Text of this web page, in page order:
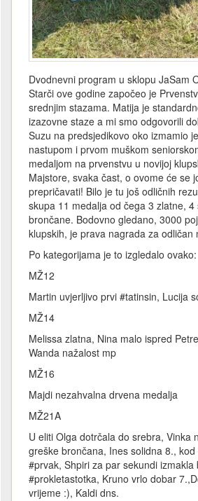
Dvodnevni program u sklopu JaSam
Starči ove godine započeo je
srednjim stazama. Matija je
izazovne staze a mi smo odgovorili
Suzu na predsjedikovo oko izmamio
nastupom i prvom muškom
medaljom na prvenstvu u novijoj
Majstore, svaka čast, o ovome će se
prepričavati! Bilo je tu još odličnih
skupa 11 medalja od čega 3 zlatne,
brončane. Bodovno gledano, 3000
klupskih, je prava nagrada za odličan
Po kategorijama je to izgledalo ovako:
MŽ12
Martin uvjerljivo prvi #tatinsin, Lucija
MŽ14
Melissa zlatna, Nina malo ispred
Wanda nažalost mp
MŽ16
Majdi nezahvalna drvena medalja
MŽ21A
U eliti Olga dotrčala do srebra, Vinka
greške brončana, Ines solidna 8.,
#prvak, Shpiri za par sekundi izmakla
#prokletastotka, Kruno vrlo dobar
vrijeme :), Kaldi dns.